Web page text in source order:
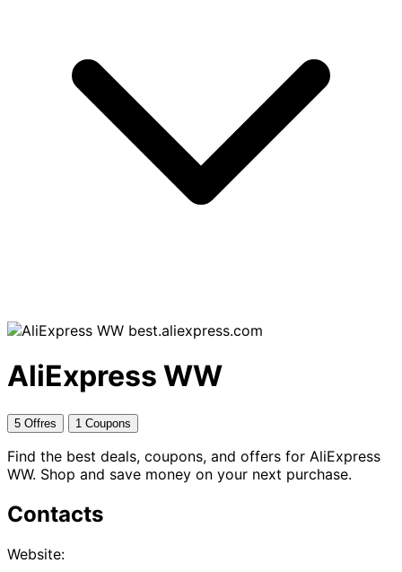
best.aliexpress.com
AliExpress WW
5 Offres 1 Coupons
Find the best deals, coupons, and offers for AliExpress
WW. Shop and save money on your next purchase.
Contacts
Website: